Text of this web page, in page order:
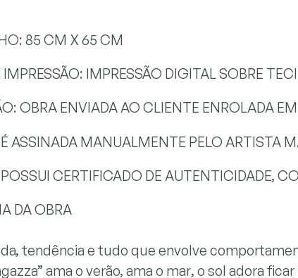
85 CM X 65 CM
IMPRESSÃO DIGITAL SOBRE
OBRA ENVIADA AO CLIENTE ENROLADA
ASSINADA MANUALMENTE PELO ARTISTA
CERTIFICADO DE AUTENTICIDADE,
DA OBRA
tendência e tudo que envolve
ama o verão, ama o mar, o sol adora